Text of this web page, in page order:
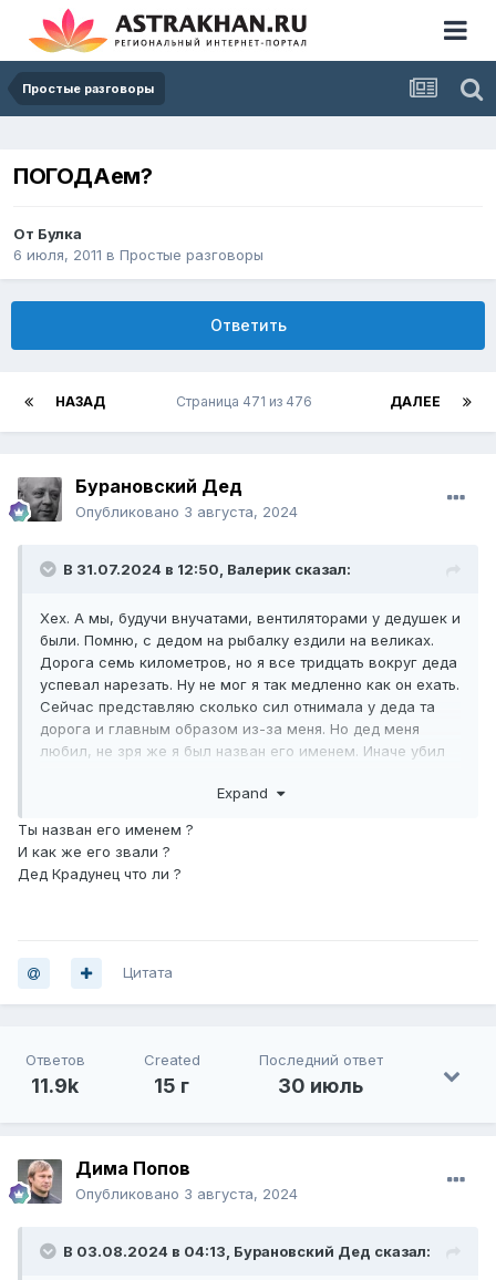
Простые разговоры
ПОГОДАем?
От Булка
6 июля, 2011 в Простые разговоры
Ответить
НАЗАД ДАЛЕЕ
Страница 471 из 476
Бурановский Дед
Опубликовано 3 августа, 2024
В 31.07.2024 в 12:50, Валерик сказал:
Хех. А мы, будучи внучатами, вентиляторами у дедушек и
были. Помню, с дедом на рыбалку ездили на великах.
Дорога семь километров, но я все тридцать вокруг деда
успевал нарезать. Ну не мог я так медленно как он ехать.
Сейчас представляю сколько сил отнимала у деда та
дорога и главным образом из-за меня. Но дед меня
любил, не зря же я был назван его именем. Иначе убил
Expand
Ты назван его именем ?
И как же его звали ?
Дед Крадунец что ли ?
Цитата
Ответов
11.9k
Created
15 г
Последний ответ
30 июль
Дима Попов
Опубликовано 3 августа, 2024
В 03.08.2024 в 04:13, Бурановский Дед сказал: